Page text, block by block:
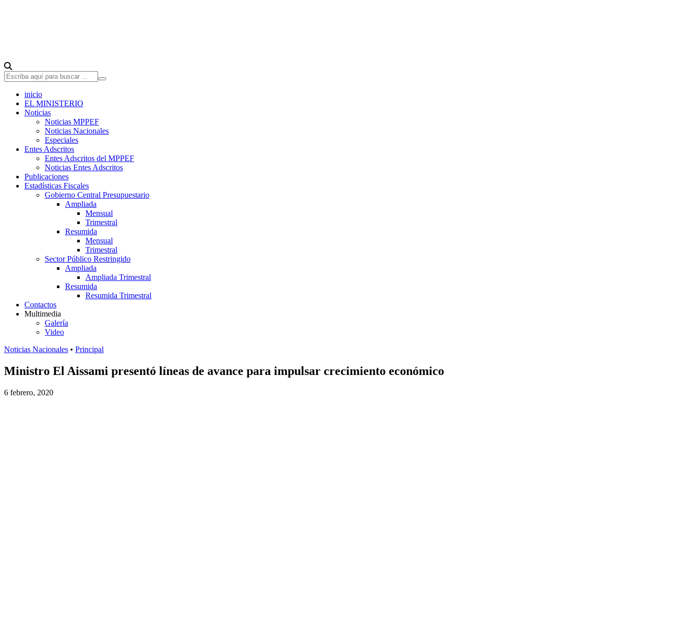
inicio
EL MINISTERIO
Noticias
Noticias MPPEF
Noticias Nacionales
Especiales
Entes Adscritos
Entes Adscritos del MPPEF
Noticias Entes Adscritos
Publicaciones
Estadísticas Fiscales
Gobierno Central Presupuestario
Ampliada
Mensual
Trimestral
Resumida
Mensual
Trimestral
Sector Público Restringido
Ampliada
Ampliada Trimestral
Resumida
Resumida Trimestral
Contactos
Multimedia
Galería
Video
Noticias Nacionales • Principal
Ministro El Aissami presentó líneas de avance para impulsar crecimiento económico
6 febrero, 2020